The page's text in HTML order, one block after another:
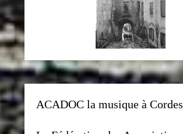
ACADOC la musique à Cordes